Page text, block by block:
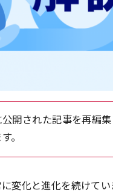
開された記事を再編
。
変化と進化を続けて